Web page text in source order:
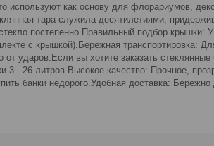
используют как основу для флорариумов,
тара служила десятилетиями,
постепенно.Правильный подбор
с крышкой).Бережная транспортировка:
ударов.Если вы хотите заказать
3 - 26 литров.Высокое качество: Прочное,
банки недорого.Удобная доставка: